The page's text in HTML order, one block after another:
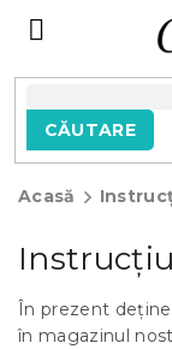
CĂUTARE
Acasă
În prezent
în magazinul